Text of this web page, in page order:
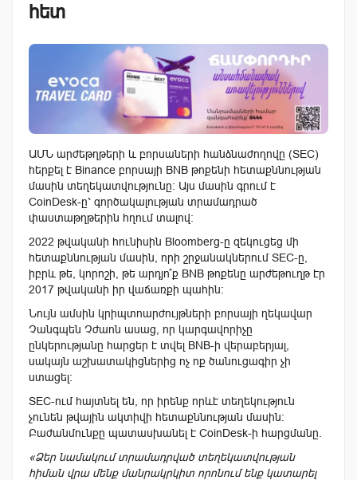
հետ
ԱՄՆ արժեթղթերի և բորսաների հանձնաժողովը (SEC)
հերքել է Binance բորսայի BNB թոքենի հետաքննության
մասին տեղեկատվությունը: Այս մասին գրում է
CoinDesk-ը՝ գործակալության տրամադրած
փաստաթղթերին հղում տալով։
2022 թվականի հունիսին Bloomberg-ը զեկուցեց մի
հետաքննության մասին, որի շրջանակներում SEC-ը,
իբրև թե, կորոշի, թե արդյո՞ք BNB թոքենը արժեթուղթ էր
2017 թվականի իր վաճառքի պահին:
Նույն ամսին կրիպտոարժույթների բորսայի ղեկավար
Չանգպեն Չժաոն ասաց, որ կարգավորիչը
ընկերությանը հարցեր է տվել BNB-ի վերաբերյալ,
սակայն աշխատակիցներից ոչ ոք ծանուցագիր չի
ստացել։
SEC-ում հայտնել են, որ իրենք որևէ տեղեկություն
չունեն թվային ակտիվի հետաքննության մասին:
Բաժանմունքը պատասխանել է CoinDesk-ի հարցմանը.
«Ձեր նամակում տրամադրված տեղեկատվության
հիման վրա մենք մանրակրկիտ որոնում ենք կատարել